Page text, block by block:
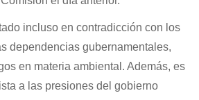
incluso en contradicción con los
dependencias gubernamentales,
en materia ambiental. Además, es
a las presiones del gobierno